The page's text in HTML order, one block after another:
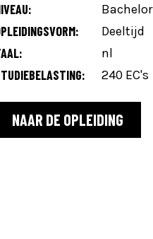
Bachelor
Deeltijd
nl
240 EC's
NAAR DE OPLEIDING